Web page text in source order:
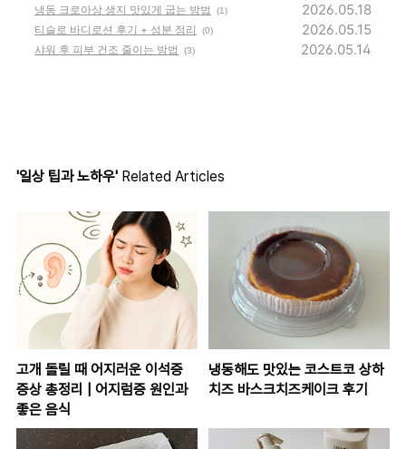
냉동 크로아상 생지 맛있게 굽는 방법 (1) 2026.05.18
티슬로 바디로션 후기 + 성분 정리 (0) 2026.05.15
샤워 후 피부 건조 줄이는 방법 (3) 2026.05.14
'일상 팁과 노하우' Related Articles
고개 돌릴 때 어지러운 이석증
증상 총정리 | 어지럼증 원인과
좋은 음식
냉동해도 맛있는 코스트코 상하
치즈 바스크치즈케이크 후기